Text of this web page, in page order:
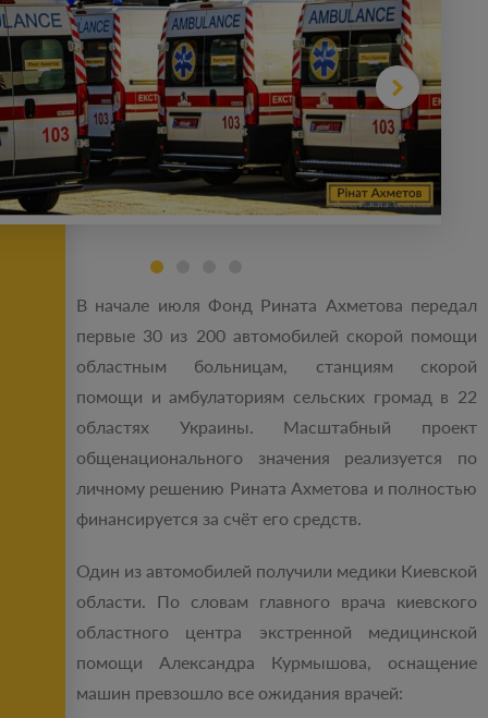
В начале июля Фонд Рината Ахметова передал
первые 30 из 200 автомобилей скорой помощи
областным больницам, станциям скорой
помощи и амбулаториям сельских громад в 22
областях Украины. Масштабный проект
общенационального значения реализуется по
личному решению Рината Ахметова и полностью
финансируется за счёт его средств.
Один из автомобилей получили медики Киевской
области. По словам главного врача киевского
областного центра экстренной медицинской
помощи Александра Курмышова, оснащение
машин превзошло все ожидания врачей: